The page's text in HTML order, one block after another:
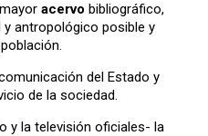
acervo bibliográfico,
antropológico posible y
del Estado y
de la sociedad.
y la televisión oficiales- la